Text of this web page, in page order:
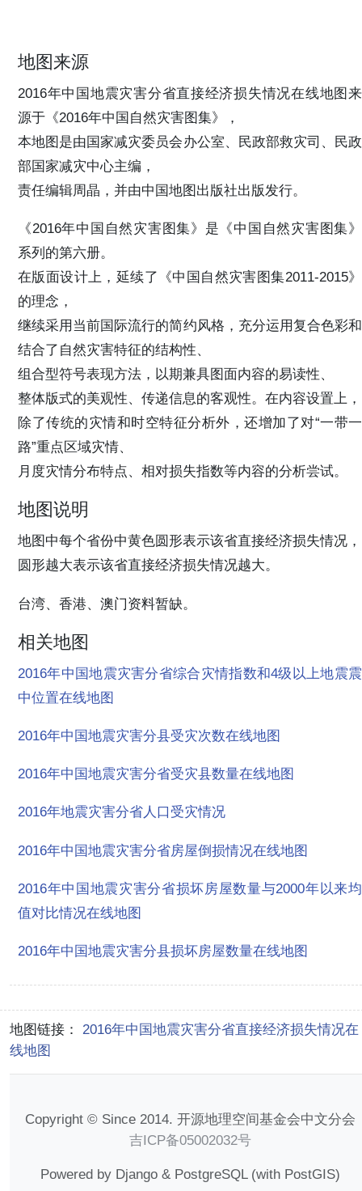
地图来源
2016年中国地震灾害分省直接经济损失情况在线地图来
源于《2016年中国自然灾害图集》，
本地图是由国家减灾委员会办公室、民政部救灾司、民政
部国家减灾中心主编，
责任编辑周晶，并由中国地图出版社出版发行。
《2016年中国自然灾害图集》是《中国自然灾害图集》
系列的第六册。
在版面设计上，延续了《中国自然灾害图集2011-2015》
的理念，
继续采用当前国际流行的简约风格，充分运用复合色彩和
结合了自然灾害特征的结构性、
组合型符号表现方法，以期兼具图面内容的易读性、
整体版式的美观性、传递信息的客观性。在内容设置上，
除了传统的灾情和时空特征分析外，还增加了对“一带一
路”重点区域灾情、
月度灾情分布特点、相对损失指数等内容的分析尝试。
地图说明
地图中每个省份中黄色圆形表示该省直接经济损失情况，
圆形越大表示该省直接经济损失情况越大。
台湾、香港、澳门资料暂缺。
相关地图
2016年中国地震灾害分省综合灾情指数和4级以上地震震
中位置在线地图
2016年中国地震灾害分县受灾次数在线地图
2016年中国地震灾害分省受灾县数量在线地图
2016年地震灾害分省人口受灾情况
2016年中国地震灾害分省房屋倒损情况在线地图
2016年中国地震灾害分省损坏房屋数量与2000年以来均
值对比情况在线地图
2016年中国地震灾害分县损坏房屋数量在线地图
地图链接： 2016年中国地震灾害分省直接经济损失情况在
线地图
Copyright © Since 2014. 开源地理空间基金会中文分会
吉ICP备05002032号
Powered by Django & PostgreSQL (with PostGIS)